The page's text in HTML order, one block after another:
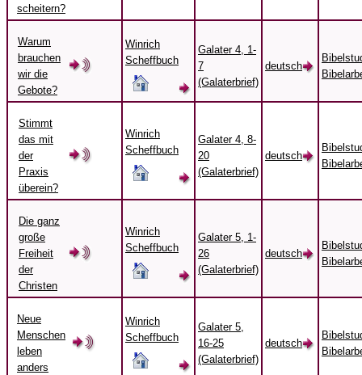
scheitern?
Warum
brauchen
wir die
Gebote?
Winrich
Scheffbuch
Galater 4, 1-
7
(Galaterbrief)
deutsch
Stimmt
das mit
der
Praxis
überein?
Winrich
Scheffbuch
Galater 4, 8-
20
(Galaterbrief)
deutsch
Die ganz
große
Freiheit
der
Christen
Winrich
Scheffbuch
Galater 5, 1-
26
(Galaterbrief)
deutsch
Neue
Menschen
leben
anders
Winrich
Scheffbuch
Galater 5,
16-25
(Galaterbrief)
deutsch